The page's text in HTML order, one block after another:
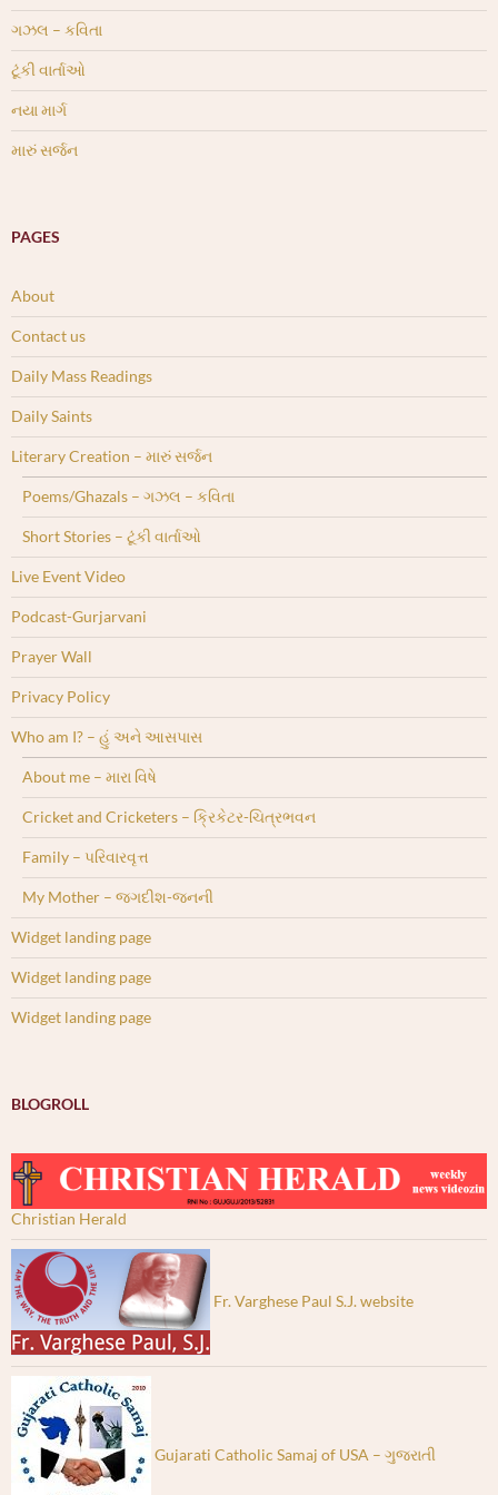
ગઝલ – કવિતા
ટૂંકી વાર્તાઓ
નયા માર્ગ
મારું સર્જન
PAGES
About
Contact us
Daily Mass Readings
Daily Saints
Literary Creation – મારું સર્જન
Poems/Ghazals – ગઝલ – કવિતા
Short Stories – ટૂંકી વાર્તાઓ
Live Event Video
Podcast-Gurjarvani
Prayer Wall
Privacy Policy
Who am I? – હું અને આસપાસ
About me – મારા વિષે
Cricket and Cricketers – ક્રિકેટર-ચિત્રભવન
Family – પરિવારવૃત્ત
My Mother – જગદીશ-જનની
Widget landing page
Widget landing page
Widget landing page
BLOGROLL
Christian Herald
Fr. Varghese Paul S.J. website
Gujarati Catholic Samaj of USA – ગુજરાતી